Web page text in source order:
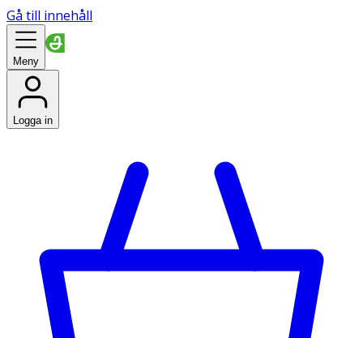
Gå till innehåll
Meny
Logga in